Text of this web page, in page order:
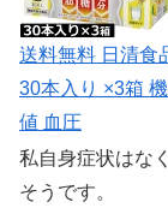
送料無料 日清食
30本入り ×3箱
値 血圧
私自身症状はな
そうです。